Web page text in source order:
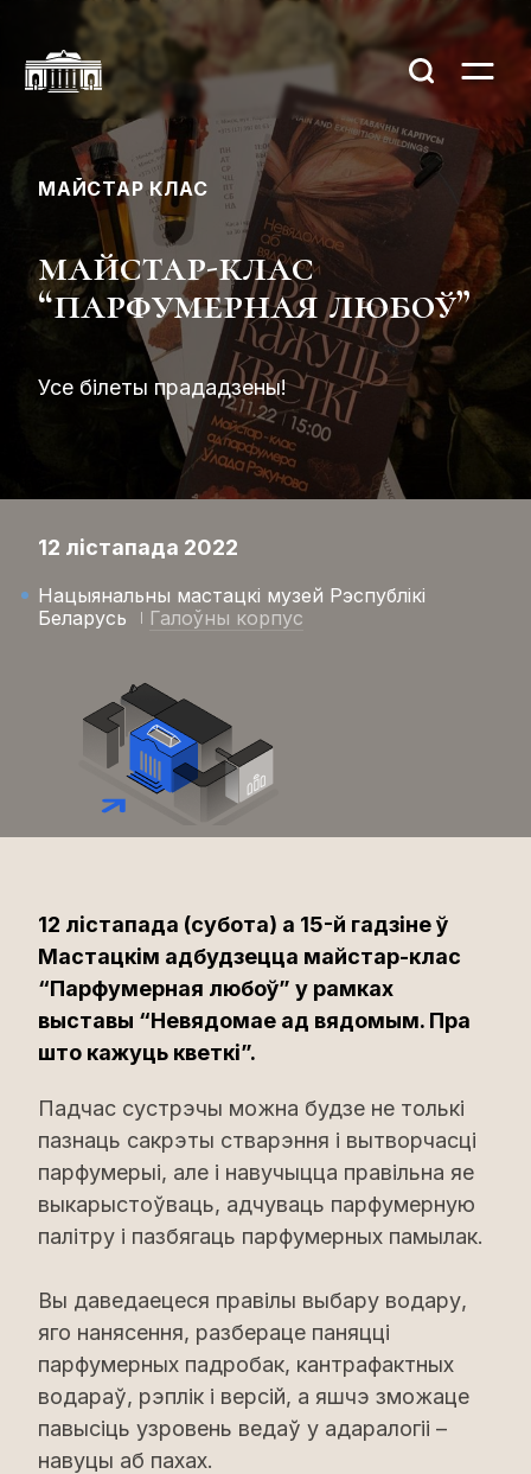
МАЙСТАР КЛАС
майстар-клас
“парфумерная любоў”
Усе білеты прададзены!
12 лістапада 2022
Нацыянальны мастацкі музей Рэспублікі
Беларусь
Галоўны корпус
12 лістапада (субота) а 15-й гадзіне ў
Мастацкім адбудзецца майстар-клас
“Парфумерная любоў” у рамках
выставы “Невядомае ад вядомым. Пра
што кажуць кветкі”.
Падчас сустрэчы можна будзе не толькі
пазнаць сакрэты стварэння і вытворчасці
парфумерыі, але і навучыцца правільна яе
выкарыстоўваць, адчуваць парфумерную
палітру і пазбягаць парфумерных памылак.
Вы даведаецеся правілы выбару водару,
яго нанясення, разбераце паняцці
парфумерных падробак, кантрафактных
водараў, рэплік і версій, а яшчэ зможаце
павысіць узровень ведаў у адаралогіі –
навуцы аб пахах.